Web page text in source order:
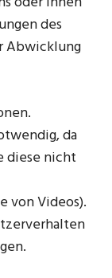
des
Abwicklung
da
diese nicht
von Videos).